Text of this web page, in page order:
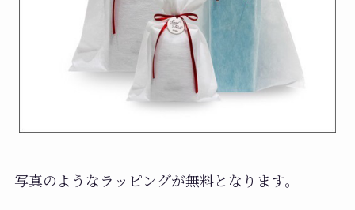
写真のようなラッピングが無料となります。